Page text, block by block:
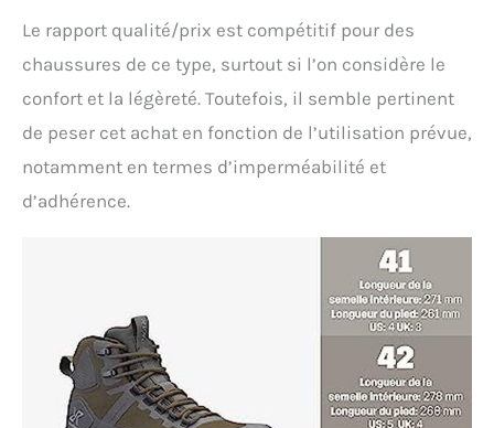
de randonnée Phantom
hommes de
RevolutionRace respire
frais et confortables tout
au long de l'aventure.
Le rapport qualité/prix est compétitif pour des
chaussures de ce type, surtout si l’on considère le
confort et la légèreté. Toutefois, il semble pertinent
de peser cet achat en fonction de l’utilisation prévue,
notamment en termes d’imperméabilité et
d’adhérence.